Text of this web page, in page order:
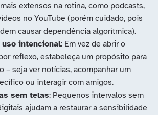
extensos na rotina, como podcasts,
no YouTube (porém cuidado, pois
causar dependência algorítmica).
intencional: Em vez de abrir o
reflexo, estabeleça um propósito para
– seja ver notícias, acompanhar um
ou interagir com amigos.
sem telas: Pequenos intervalos sem
ajudam a restaurar a sensibilidade